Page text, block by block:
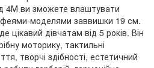
4М ви зможете влаштувати
феями-моделями заввишки 19 см.
цікавий дівчатам від 5 років. Він
моторику, тактильні
творчі здібності, естетичний